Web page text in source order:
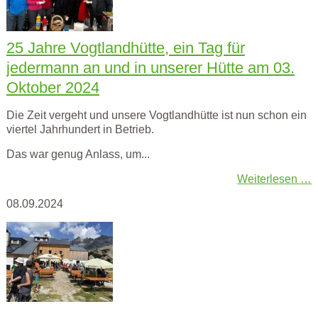
25 Jahre Vogtlandhütte, ein Tag für
jedermann an und in unserer Hütte am 03.
Oktober 2024
Die Zeit vergeht und unsere Vogtlandhütte ist nun schon ein
viertel Jahrhundert in Betrieb.
Das war genug Anlass, um...
Weiterlesen …
08.09.2024